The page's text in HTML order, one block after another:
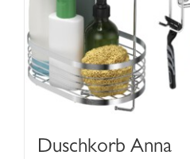
Duschkorb Anna